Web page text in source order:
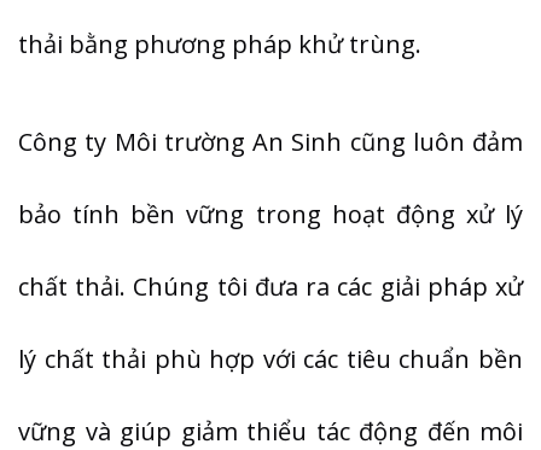
thải bằng phương pháp khử trùng.
Công ty Môi trường An Sinh cũng luôn đảm
bảo tính bền vững trong hoạt động xử lý
chất thải. Chúng tôi đưa ra các giải pháp xử
lý chất thải phù hợp với các tiêu chuẩn bền
vững và giúp giảm thiểu tác động đến môi